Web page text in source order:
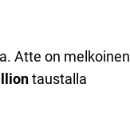
Atte on melkoinen
taustalla